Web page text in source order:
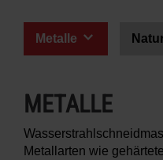
Metalle
METALLE
Metallarten wie